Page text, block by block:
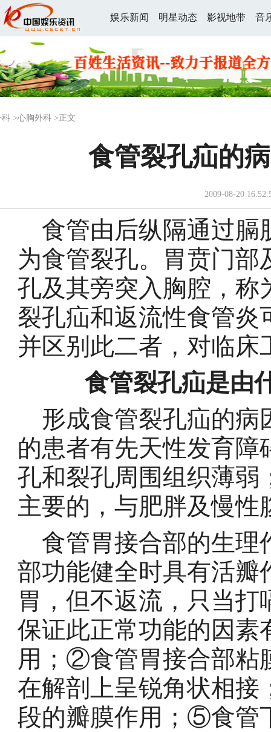
娱乐新闻 明星动态 影视地带 音
科 >心胸外科 >正文
食管裂孔疝的
2009-08-20
食管由后纵隔通过膈
为食管裂孔。胃贲门
孔及其旁突入胸腔，称
裂孔疝和返流性食管炎
并区别此二者，对临床
食管裂孔疝是
形成食管裂孔疝的病
的患者有先天性发育
孔和裂孔周围组织薄弱
主要的，与肥胖及
食管胃接合部的生理
部功能健全时具有活瓣
胃，但不返流，只当
保证此正常功能的因
用；②食管胃接合部粘
在解剖上呈锐角状相
段的瓣膜作用；⑤食管